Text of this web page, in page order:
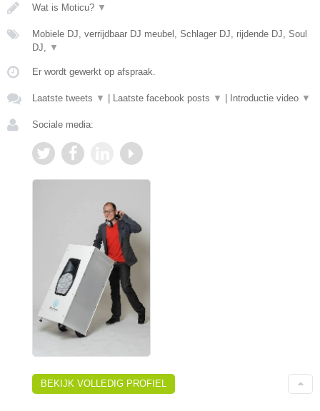
Wat is Moticu? ▼
Mobiele DJ, verrijdbaar DJ meubel, Schlager DJ, rijdende DJ, Soul
DJ, ▼
Er wordt gewerkt op afspraak.
Laatste tweets ▼ Laatste facebook posts ▼ Introductie video ▼
Sociale media:
BEKIJK VOLLEDIG PROFIEL